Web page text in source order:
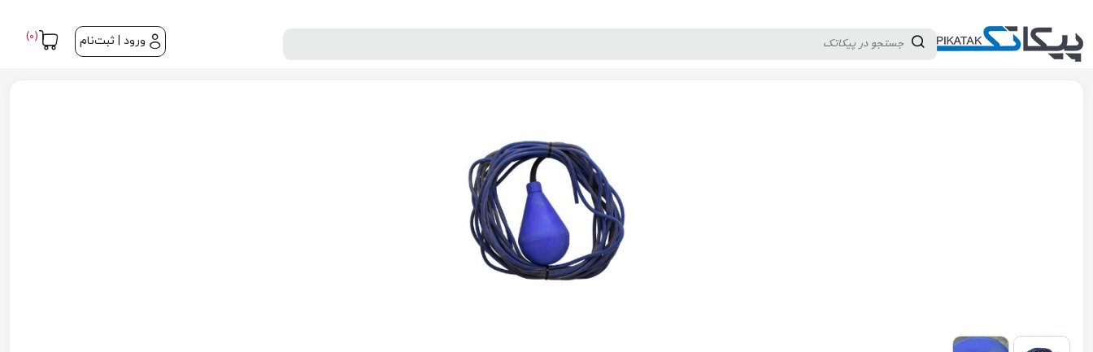
ورود | ثبت‌نام (0)
پیکاتک / ابزار دقیق / سطح / سوئیچ سطح / لول سوئیچ کابلی فلوتری برند FLYGT مدل ENM10